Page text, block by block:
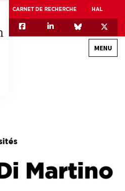
CARNET DE RECHERCHE HAL
MENU
EN SCIENCES DU PATRIMOINE – AFJ2CSP
EQUIPEX PATRIMEX
EQUIPEX + ESPADON
Martino